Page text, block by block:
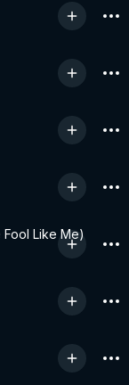
Like Me)